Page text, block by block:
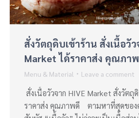
สั่งวัตถุดิบเข้าร้าน สั่งเนื้อวัว
Market ได้ราคาส่ง คุณภา
Menu & Material Leave a comment
สั่งเนื้อวัวจาก HIVE Market สั่งวัตถุ
ราคาส่ง คุณภาพดี ตามหาที่สุดของ